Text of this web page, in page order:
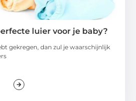
luier voor je baby?
gekregen, dan zul je waarschijnlijk